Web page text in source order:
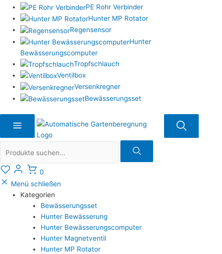
PE Rohr Verbinder
Hunter MP Rotator
Regensensor
Hunter
Bewässerungscomputer
Tropfschlauch
Ventilbox
Versenkregner
Bewässerungsset
0
Menü schließen
Kategorien
Bewässerungsset
Hunter Bewässerung
Hunter Bewässerungscomputer
Hunter Magnetventil
Hunter MP Rotator